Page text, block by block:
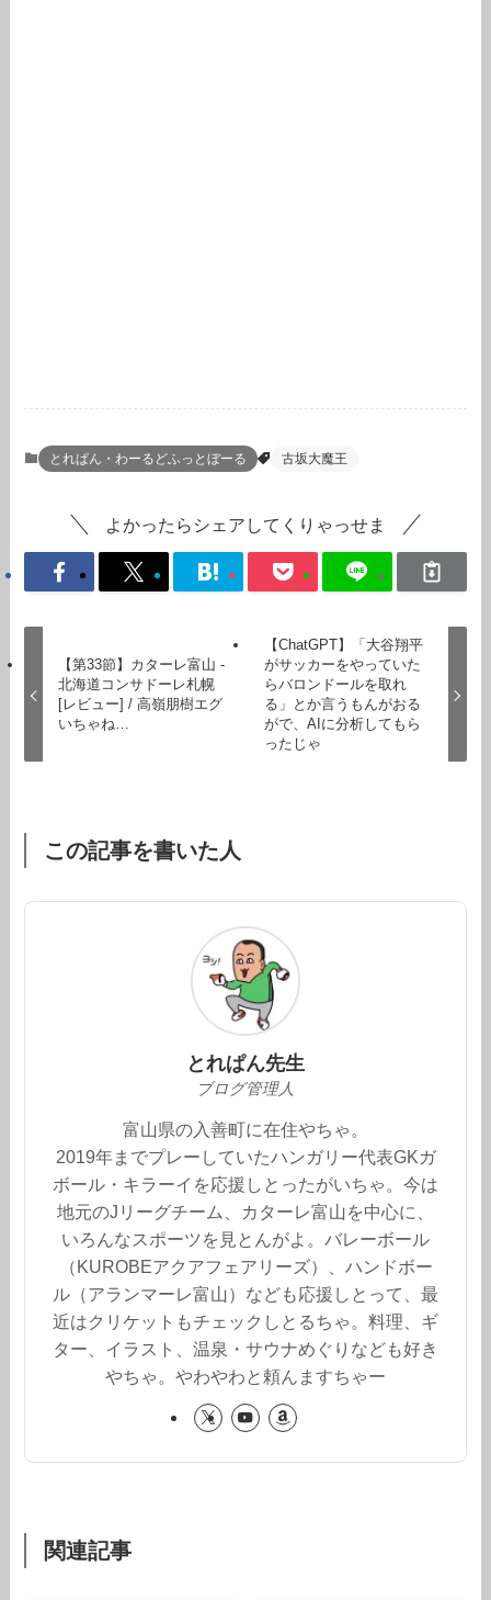
とれぱん・わーるどふっとぼーる 古坂大魔王
よかったらシェアしてくりゃっせま
【第33節】カターレ富山 -
北海道コンサドーレ札幌
[レビュー] / 高嶺朋樹エグ
いちゃね…
【ChatGPT】「大谷翔平
がサッカーをやっていた
らバロンドールを取れ
る」とか言うもんがおる
がで、AIに分析してもら
ったじゃ
この記事を書いた人
とれぱん先生
ブログ管理人
富山県の入善町に在住やちゃ。
2019年までプレーしていたハンガリー代表GKガ
ボール・キラーイを応援しとったがいちゃ。今は
地元のJリーグチーム、カターレ富山を中心に、
いろんなスポーツを見とんがよ。バレーボール
（KUROBEアクアフェアリーズ）、ハンドボー
ル（アランマーレ富山）なども応援しとって、最
近はクリケットもチェックしとるちゃ。料理、ギ
ター、イラスト、温泉・サウナめぐりなども好き
やちゃ。やわやわと頼んますちゃー
関連記事